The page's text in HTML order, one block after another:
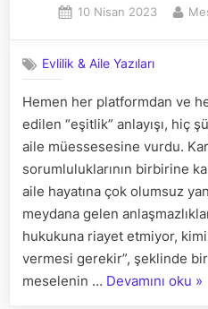
Posted
10 Nisan 2023 By
Evlilik & Aile Yazıları
Hemen her platformdan ve
edilen “eşitlik” anlayışı, hiç
aile müessesesine vurdu.
sorumluluklarının birbirine
aile hayatına çok olumsuz
meydana gelen
hukukuna riayet etmiyor,
vermesi gerekir”, şeklinde
meselenin … Devamını oku »